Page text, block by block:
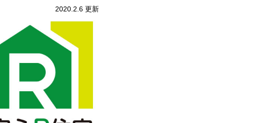
2020.2.6 更新